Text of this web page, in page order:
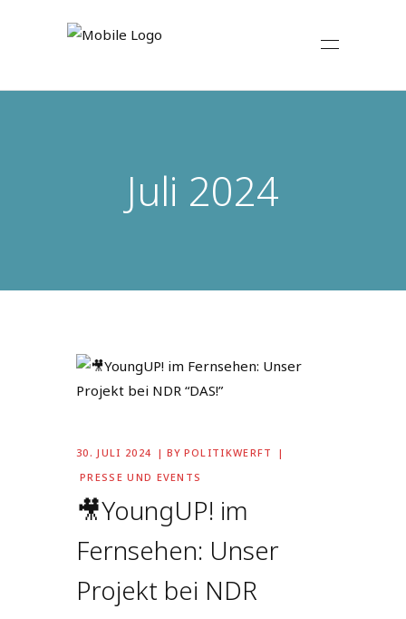
Juli 2024
30. JULI 2024 BY POLITIKWERFT
PRESSE UND EVENTS
🎥YoungUP! im
Fernsehen: Unser
Projekt bei NDR